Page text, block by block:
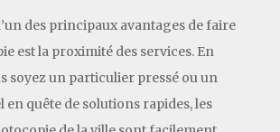
des principaux avantages de faire
est la proximité des services. En
soyez un particulier pressé ou un
quête de solutions rapides, les